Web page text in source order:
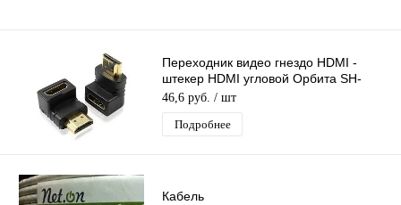
Переходник видео гнездо HDMI -
штекер HDMI угловой Орбита SH-
160/20/2000
46,6 руб. / шт
Подробнее
Кабель